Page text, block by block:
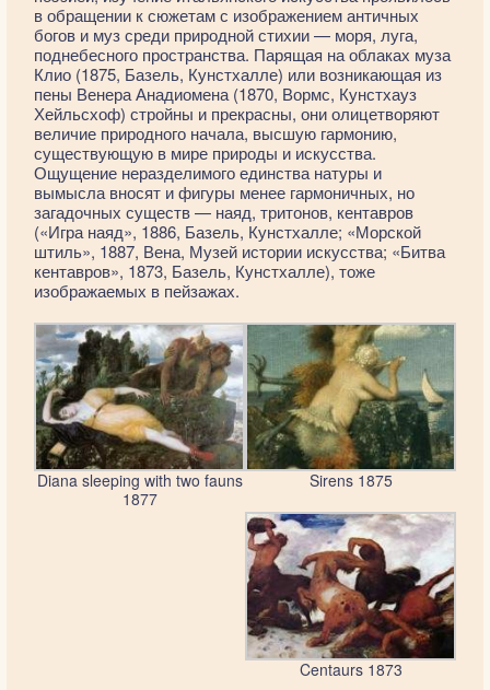
в обращении к сюжетам с изображением античных
богов и муз среди природной стихии — моря, луга,
поднебесного пространства. Парящая на облаках муза
Клио (1875, Базель, Кунстхалле) или возникающая из
пены Венера Анадиомена (1870, Вормс, Кунстхауз
Хейльсхоф) стройны и прекрасны, они олицетворяют
величие природного начала, высшую гармонию,
существующую в мире природы и искусства.
Ощущение неразделимого единства натуры и
вымысла вносят и фигуры менее гармоничных, но
загадочных существ — наяд, тритонов, кентавров
(«Игра наяд», 1886, Базель, Кунстхалле; «Морской
штиль», 1887, Вена, Музей истории искусства; «Битва
кентавров», 1873, Базель, Кунстхалле), тоже
изображаемых в пейзажах.
Diana sleeping with two fauns
1877
Sirens 1875
Centaurs 1873